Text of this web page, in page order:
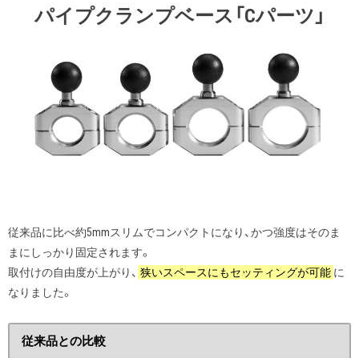
パイプクランプベース「Cパーツ」
従来品に比べ約5mmスリムでコンパクトになり、かつ強度はそのま
まにしっかり固定されます。
取付けの自由度が上がり、 狭いスペースにもセッティングが可能 に
なりました。
従来品との比較